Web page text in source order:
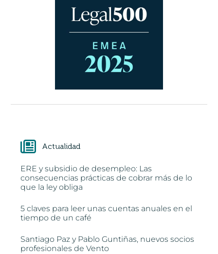
Actualidad
ERE y subsidio de desempleo: Las
consecuencias prácticas de cobrar más de lo
que la ley obliga
5 claves para leer unas cuentas anuales en el
tiempo de un café
Santiago Paz y Pablo Guntiñas, nuevos socios
profesionales de Vento